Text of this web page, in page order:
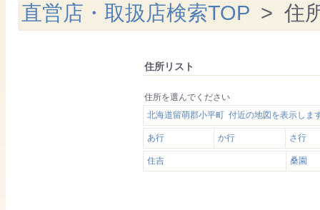
直営店・取扱店検索TOP > 住
住所リスト
住所を選んでください
北海道留萌郡小平町 付近の地図を表示しま
あ行 か行 さ行
住吉 桑園